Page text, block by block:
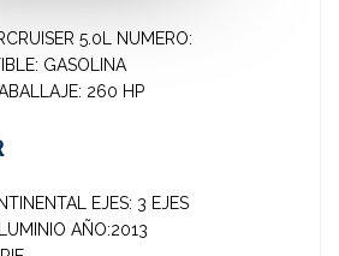
5.0L
NUMERO:
GASOLINA
260 HP
EJES: 3 EJES
AÑO:2013